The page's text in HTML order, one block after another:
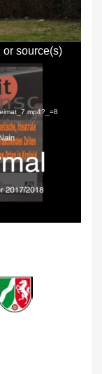
or source(s)